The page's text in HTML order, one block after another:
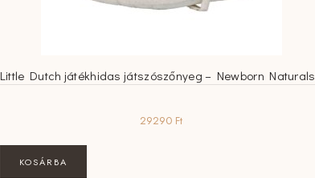
Little Dutch játékhidas játszószőnyeg – Newborn Naturals
29290 Ft
KOSÁRBA